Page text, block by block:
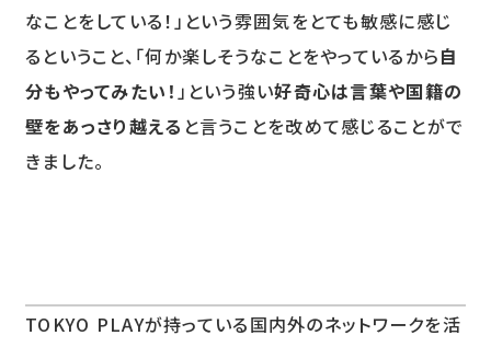
なことをしている！」という雰囲気をとても敏感に感じ
るということ、「何か楽しそうなことをやっているから自
分もやってみたい！」という強い好奇心は言葉や国籍の
壁をあっさり越える と言うことを改めて感じることがで
きました。
TOKYO PLAYが持っている国内外のネットワークを活